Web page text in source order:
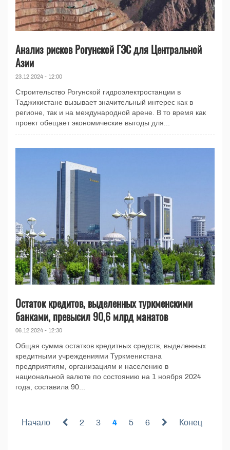
Анализ рисков Рогунской ГЭС для Центральной
Азии
23.12.2024 - 12:00
Строительство Рогунской гидроэлектростанции в
Таджикистане вызывает значительный интерес как в
регионе, так и на международной арене. В то время как
проект обещает экономические выгоды для...
Остаток кредитов, выделенных туркменскими
банками, превысил 90,6 млрд манатов
06.12.2024 - 12:30
Общая сумма остатков кредитных средств, выделенных
кредитными учреждениями Туркменистана
предприятиям, организациям и населению в
национальной валюте по состоянию на 1 ноября 2024
года, составила 90...
Начало 2 3 4 5 6 Конец